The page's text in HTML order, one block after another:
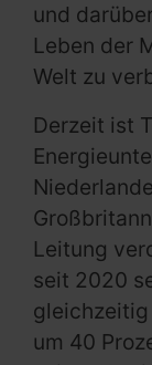
und
Leben der
Welt zu
Derzeit ist
Leitung
seit 2020
gleichzeitig
um 40